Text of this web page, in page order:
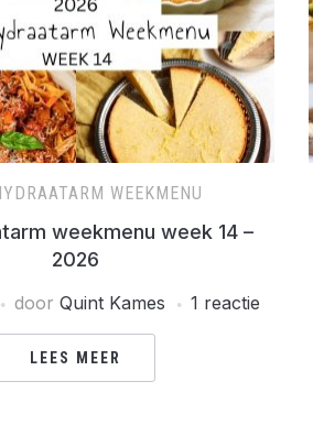
WEEKMENU
weekmenu week 14 –
2026
door Quint Kames 1 reactie
LEES MEER